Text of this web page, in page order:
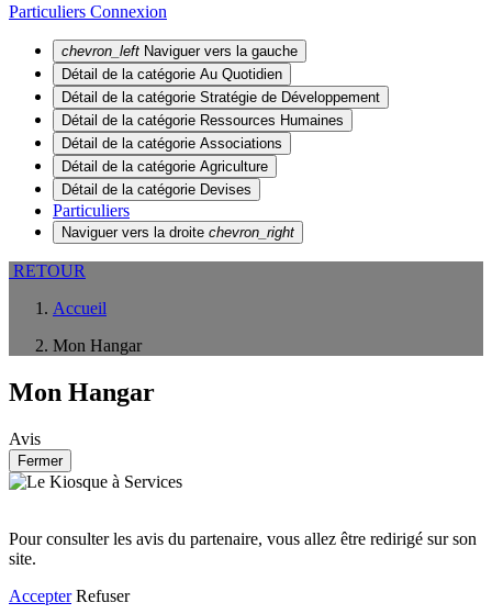
Particuliers Connexion
chevron_left Naviguer vers la gauche
Détail de la catégorie Au Quotidien
Détail de la catégorie Stratégie de Développement
Détail de la catégorie Ressources Humaines
Détail de la catégorie Associations
Détail de la catégorie Agriculture
Détail de la catégorie Devises
Particuliers
Naviguer vers la droite chevron_right
RETOUR
Accueil
Mon Hangar
Mon Hangar
Avis
Fermer
Pour consulter les avis du partenaire, vous allez être redirigé sur son
site.
Accepter Refuser